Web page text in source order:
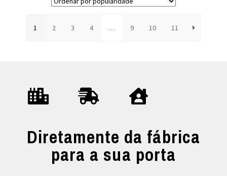
1 2 3 4 … 9 10 11
Diretamente da fábrica
para a sua porta